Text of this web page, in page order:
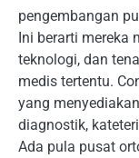
pengembangan
Ini berarti mereka
teknologi, dan
medis tertentu.
yang
diagnostik,
Ada pula pusat